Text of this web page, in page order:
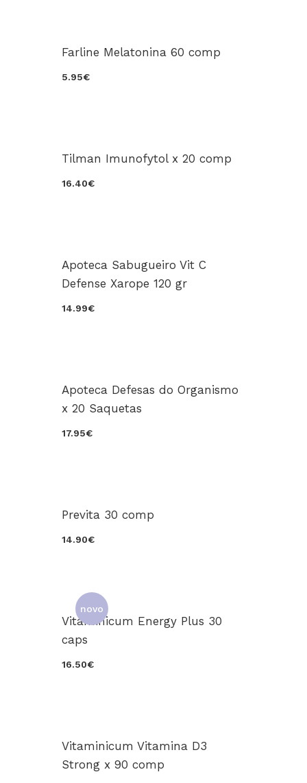
Farline Melatonina 60 comp
5.95€
Tilman Imunofytol x 20 comp
16.40€
Apoteca Sabugueiro Vit C
Defense Xarope 120 gr
14.99€
Apoteca Defesas do Organismo
x 20 Saquetas
17.95€
Previta 30 comp
14.90€
novo
Vitaminicum Energy Plus 30
caps
16.50€
Vitaminicum Vitamina D3
Strong x 90 comp